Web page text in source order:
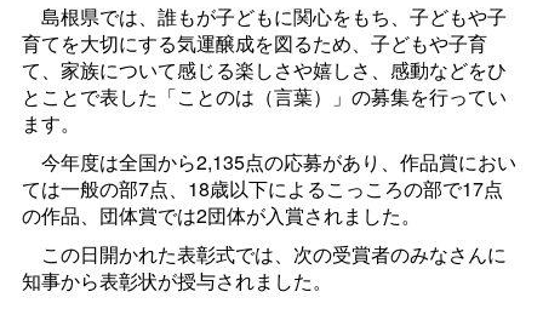
島根県では、誰もが子どもに関心をもち、子どもや子
育てを大切にする気運醸成を図るため、子どもや子育
て、家族について感じる楽しさや嬉しさ、感動などをひ
とことで表した「ことのは（言葉）」の募集を行ってい
ます。
今年度は全国から2,135点の応募があり、作品賞におい
ては一般の部7点、 18歳以下によるこっころの部で17点
の作品、団体賞では2団体が入賞されました。
この日開かれた表彰式では、次の受賞者のみなさんに
知事から表彰状が授与されました。